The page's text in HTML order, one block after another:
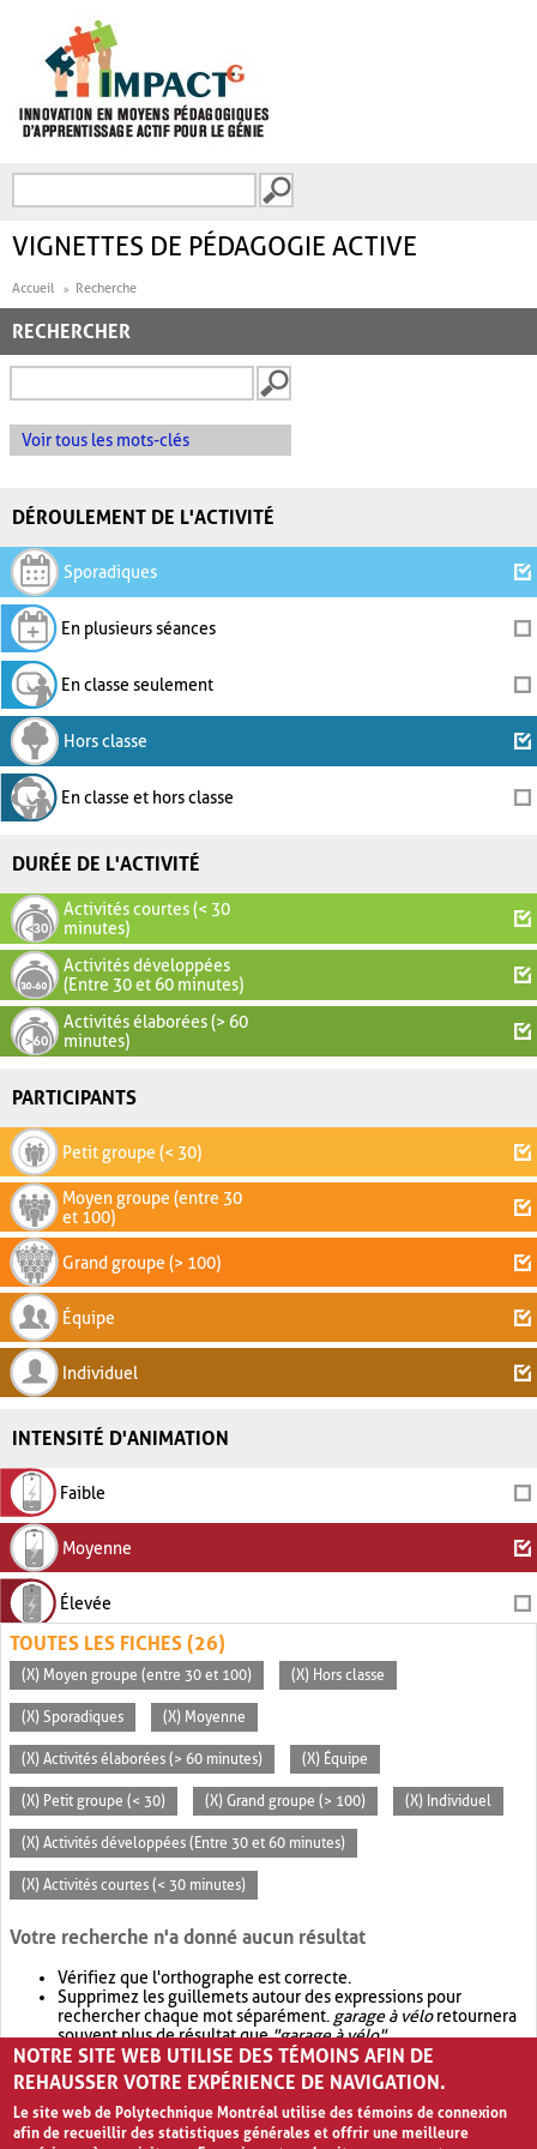
FORMULAIRE DE
VIGNETTES DE PÉDAGOGIE ACTIVE
Accueil Recherche
RECHERCHER
Voir tous les mots-clés
DÉROULEMENT DE L'ACTIVITÉ
Sporadiques
En plusieurs séances
En classe seulement
Hors classe
En classe et hors classe
DURÉE DE L'ACTIVITÉ
Activités courtes (< 30
minutes)
Activités développées
(Entre 30 et 60 minutes)
Activités élaborées (> 60
minutes)
PARTICIPANTS
Petit groupe (< 30)
Moyen groupe (entre 30
et 100)
Grand groupe (> 100)
Équipe
Individuel
INTENSITÉ D'ANIMATION
Faible
Moyenne
Élevée
TOUTES LES FICHES (26)
(X) Moyen groupe (entre 30 et 100) (X) Hors classe
(X) Sporadiques (X) Moyenne
(X) Activités élaborées (> 60 minutes) (X) Équipe
(X) Petit groupe (< 30) (X) Grand groupe (> 100) (X) Individuel
(X) Activités développées (Entre 30 et 60 minutes)
(X) Activités courtes (< 30 minutes)
Votre recherche n'a donné aucun résultat
Vérifiez que l'orthographe est correcte.
Supprimez les guillemets autour des expressions pour
rechercher chaque mot séparément. garage à véloretournera
souvent plus de résultat que"garage à vélo".
Envisagez d'élargir votre recherche avec OR.garage OR vélo
retournera souvent plus de résultat quegarage à vélo
NOTRE SITE WEB UTILISE DES TÉMOINS AFIN DE
REHAUSSER VOTRE EXPÉRIENCE DE NAVIGATION.
Le site web de Polytechnique Montréal utilise des témoins de connexion
afin de recueillir des statistiques générales et offrir une meilleure